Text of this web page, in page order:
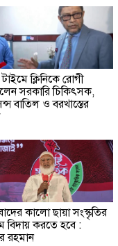
ক্লিনিকে রোগী
সরকারি চিকিৎসক,
বাতিল ও বরখাস্তের
কালো ছায়া সংস্কৃতির
বিদায় করতে হবে :
রহমান